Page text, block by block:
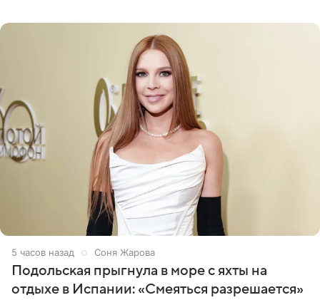
5 часов назад Соня Жарова
Подольская прыгнула в море с яхты на
отдыхе в Испании: «Смеяться разрешается»